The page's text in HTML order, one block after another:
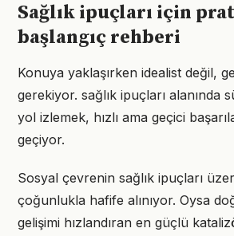
Sağlık ipuçları için
başlangıç rehberi
Konuya yaklaşırken idealist değil,
gerekiyor. sağlık ipuçları alanında
yol izlemek, hızlı ama geçici
geçiyor.
Sosyal çevrenin sağlık ipuçları
çoğunlukla hafife alınıyor. Oysa
gelişimi hızlandıran en güçlü